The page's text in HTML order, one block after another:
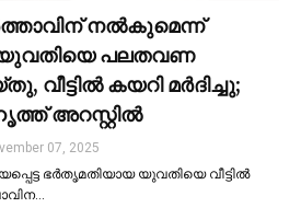
നല്‍കുമെന്ന്
യുവതിയെ പലതവണ
വീട്ടില്‍ കയറി മര്‍ദിച്ചു;
അറസ്റ്റില്‍
07, 2025
ഭർതൃമതിയായ യുവതിയെ വീട്ടില്‍